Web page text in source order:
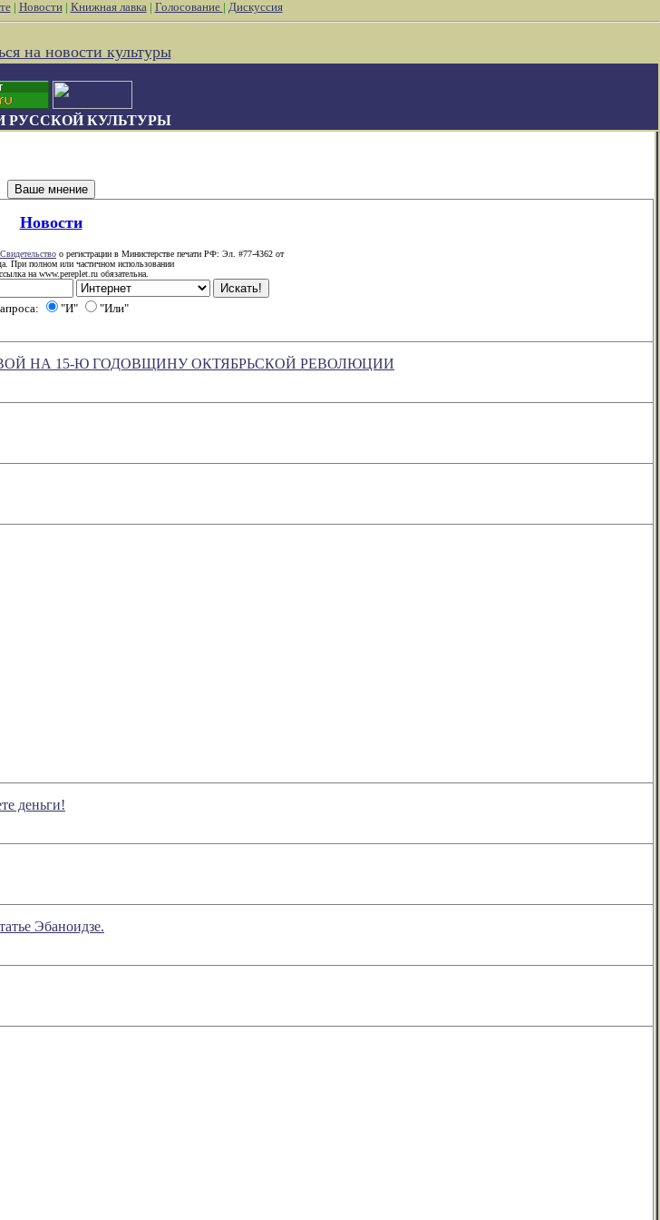
| Новости| Книжная лавка| Голосование | Дискуссия
на новости культуры
РУССКОЙ КУЛЬТУРЫ
Новости
Свидетельство о регистрации в Министерстве печати РФ: Эл. #77-4362 от
При полном или частичном использовании
на www.pereplet.ru обязательна.
"И" "Или"
НА 15-Ю ГОДОВЩИНУ ОКТЯБРЬСКОЙ РЕВОЛЮЦИИ
деньги!
Эбаноидзе.